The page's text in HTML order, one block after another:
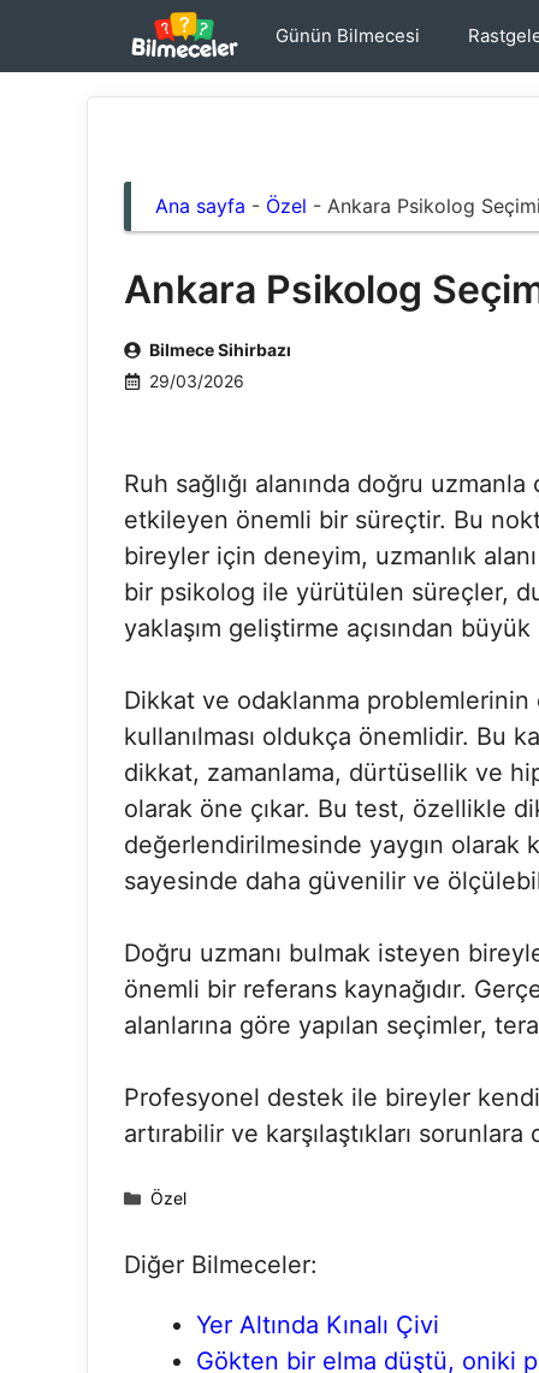
Günün Bilmecesi
Ana sayfa - Özel - Ankara Psikolog Seçimi
Ankara Psikolog
Bilmece Sihirbazı
29/03/2026
Ruh sağlığı alanında doğru
etkileyen önemli bir süreçtir. Bu
bireyler için deneyim, uzmanlık
bir psikolog ile yürütülen süreçler,
yaklaşım geliştirme açısından
Dikkat ve odaklanma
kullanılması oldukça önemlidir. Bu
dikkat, zamanlama, dürtüsellik ve
olarak öne çıkar. Bu test, özellikle
değerlendirilmesinde yaygın olarak
sayesinde daha güvenilir ve
Doğru uzmanı bulmak isteyen
önemli bir referans kaynağıdır.
alanlarına göre yapılan seçimler,
Profesyonel destek ile bireyler
artırabilir ve karşılaştıkları
Kategoriler
Özel
Diğer Bilmeceler:
Yer Altında Kınalı Çivi
Gökten bir elma düştü, oniki